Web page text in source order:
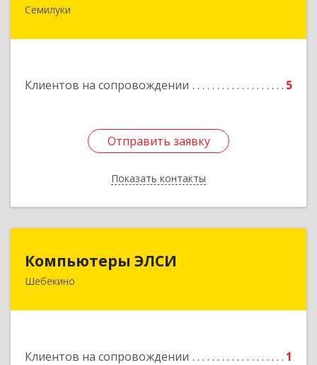
Семилуки
Клиентов на сопровождении 5
Отправить заявку
Показать контакты
Отправить заявку
Назад
Компьютеры ЭЛСИ
Шебекино
Клиентов на сопровождении 1